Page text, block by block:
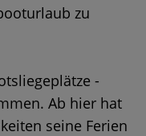
zu
-
Ab hier hat
seine Ferien